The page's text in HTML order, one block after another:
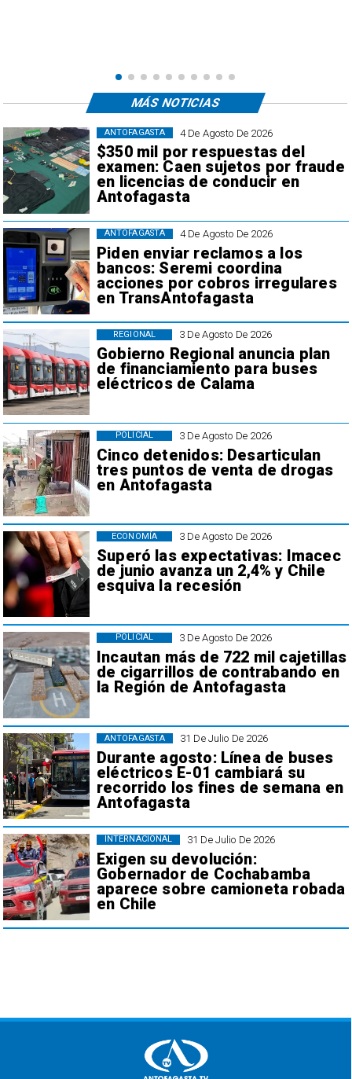
4 De Agosto De 2026
$350 mil por respuestas del
examen: Caen sujetos por fraude
en licencias de conducir en
Antofagasta
ANTOFAGASTA
4 De Agosto De 2026
Piden enviar reclamos a los
bancos: Seremi coordina
acciones por cobros irregulares
en TransAntofagasta
ANTOFAGASTA
3 De Agosto De 2026
Gobierno Regional anuncia plan
de financiamiento para buses
eléctricos de Calama
REGIONAL
3 De Agosto De 2026
Cinco detenidos: Desarticulan
tres puntos de venta de drogas
en Antofagasta
POLICIAL
3 De Agosto De 2026
Superó las expectativas: Imacec
de junio avanza un 2,4% y Chile
esquiva la recesión
ECONOMÍA
3 De Agosto De 2026
Incautan más de 722 mil cajetillas
de cigarrillos de contrabando en
la Región de Antofagasta
POLICIAL
31 De Julio De 2026
Durante agosto: Línea de buses
eléctricos E-01 cambiará su
recorrido los fines de semana en
Antofagasta
ANTOFAGASTA
31 De Julio De 2026
Exigen su devolución:
Gobernador de Cochabamba
aparece sobre camioneta robada
en Chile
INTERNACIONAL
MÁS NOTICIAS